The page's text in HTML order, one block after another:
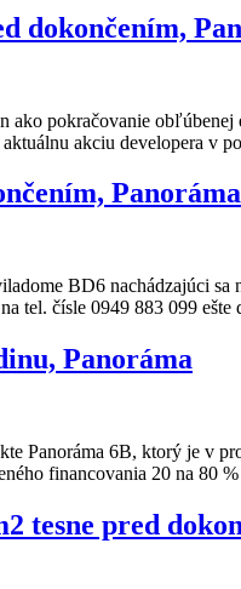
dokončením,
pokračovanie
akciu developera v
Panoráma
BD6 nachádzajúci
tel. čísle 0949 883 099
Panoráma
Panoráma 6B, ktorý je v
financovania 20 na 80
tesne pred